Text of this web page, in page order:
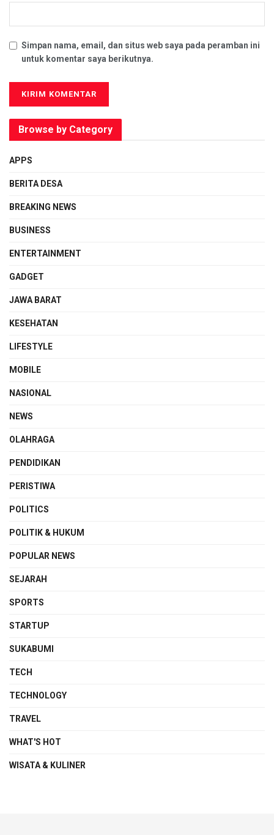
Simpan nama, email, dan situs web saya pada peramban ini
untuk komentar saya berikutnya.
Browse by Category
APPS
BERITA DESA
BREAKING NEWS
BUSINESS
ENTERTAINMENT
GADGET
JAWA BARAT
KESEHATAN
LIFESTYLE
MOBILE
NASIONAL
NEWS
OLAHRAGA
PENDIDIKAN
PERISTIWA
POLITICS
POLITIK & HUKUM
POPULAR NEWS
SEJARAH
SPORTS
STARTUP
SUKABUMI
TECH
TECHNOLOGY
TRAVEL
WHAT'S HOT
WISATA & KULINER